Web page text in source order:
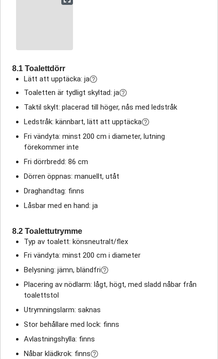
8.1 Toalettdörr
Lätt att upptäcka: ja
Toaletten är tydligt skyltad: ja
Taktil skylt: placerad till höger, nås med ledstråk
Ledstråk: kännbart, lätt att upptäcka
Fri vändyta: minst 200 cm i diameter, lutning
förekommer inte
Fri dörrbredd: 86 cm
Dörren öppnas: manuellt, utåt
Draghandtag: finns
Låsbar med en hand: ja
8.2 Toalettutrymme
Typ av toalett: könsneutralt/flex
Fri vändyta: minst 200 cm i diameter
Belysning: jämn, bländfri
Placering av nödlarm: lågt, högt, med sladd nåbar från
toalettstol
Utrymningslarm: saknas
Stor behållare med lock: finns
Avlastningshylla: finns
Nåbar klädkrok: finns